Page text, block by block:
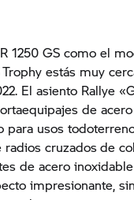
R 1250 GS como el
estás muy
El asiento Rallye «
de
para usos
radios cruzadosde
de acero
impresionante,